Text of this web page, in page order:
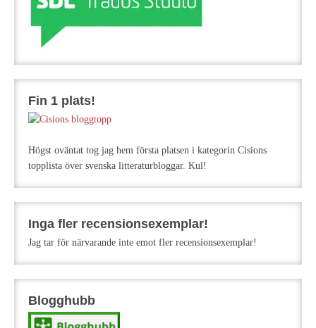
Fin 1 plats!
Högst oväntat tog jag hem första platsen i kategorin Cisions
topplista över svenska litteraturbloggar. Kul!
Inga fler recensionsexemplar!
Jag tar för närvarande inte emot fler recensionsexemplar!
Blogghubb